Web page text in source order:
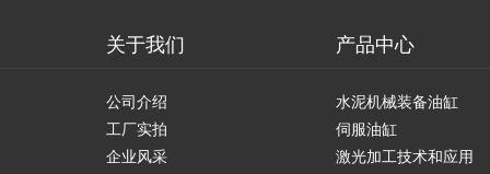
关于我们
公司介绍
工厂实拍
企业风采
产品中心
水泥机械装备油缸
伺服油缸
激光加工技术和应用